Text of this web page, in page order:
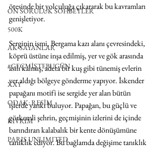
ON SORULUK SOHBETLER
500K
AK-SAYANLAR
#GEÇMİŞTEBUGÜN
XXY
ODAK: RESİM
KIVRIM
PARIS UNLIMITED
ötesinde bir yolculuğa çıkararak bu kavramları
genişletiyor.
Serginin ismi, Bergama kazı alanı çevresindeki,
köprü üstüne inşa edilmiş, yer ve gök arasında
asılı kalmış, adeta bir kuş gibi tünemiş evlerin
yer aldığı bölgeye gönderme yapıyor. İskender
papağanı motifi ise sergide yer alan bütün
işlerde yankı buluyor. Papağan, bu güçlü ve
görkemli şehrin, geçmişinin izlerini de içinde
barındıran kalabalık bir kente dönüşümüne
tanıklık ediyor. Bu bağlamda değişime tanıklık